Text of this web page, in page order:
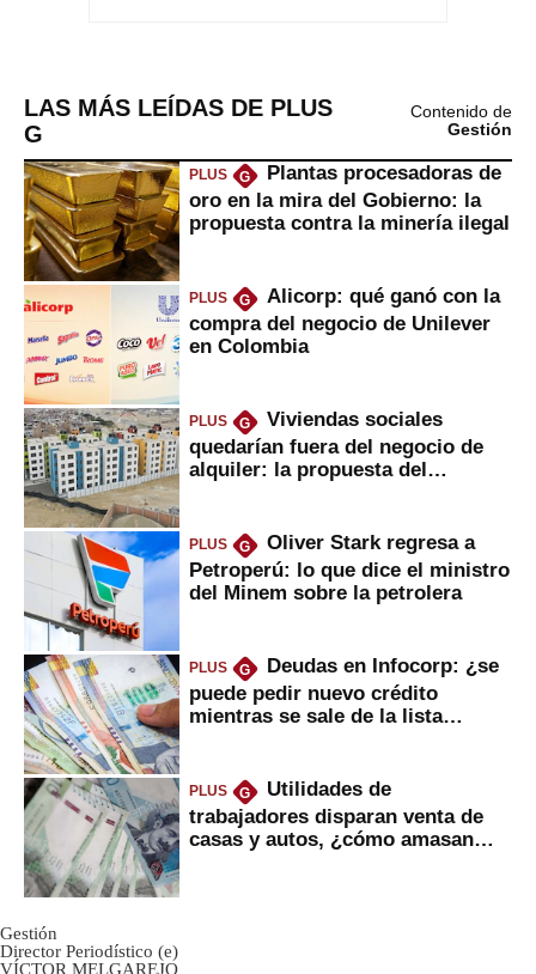
LAS MÁS LEÍDAS DE PLUS
G
Contenido de
Gestión
PLUS G
Plantas procesadoras de
oro en la mira del Gobierno: la
propuesta contra la minería ilegal
PLUS G
Alicorp: qué ganó con la
compra del negocio de Unilever
en Colombia
PLUS G
Viviendas sociales
quedarían fuera del negocio de
alquiler: la propuesta del
PLUS G
Oliver Stark regresa a
Petroperú: lo que dice el ministro
del Minem sobre la petrolera
PLUS G
Deudas en Infocorp: ¿se
puede pedir nuevo crédito
mientras se sale de la lista
PLUS G
Utilidades de
trabajadores disparan venta de
casas y autos, ¿cómo amasan
Gestión
Director Periodístico (e)
VÍCTOR MELGAREJO